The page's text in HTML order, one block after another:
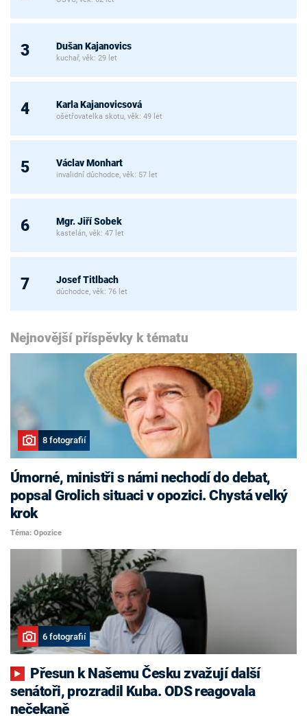
3 Dušan Kajanovics
kuchař, věk: 29 let
4 Karla Kajanovicsová
ošetřovatelka skotu, věk: 49 let
5 Václav Monhart
invalidní důchodce, věk: 57 let
6 Mgr. Jiří Sobek
kastelán, věk: 47 let
7 Josef Titlbach
důchodce, věk: 76 let
Nejnovější příspěvky k tématu
8 fotografií
Úmorné, ministři s námi nechodí do debat,
popsal Grolich situaci v opozici. Chystá velký
krok
Téma: Opozice
6 fotografií
senátoři, prozradil Kuba. ODS reagovala
nečekaně